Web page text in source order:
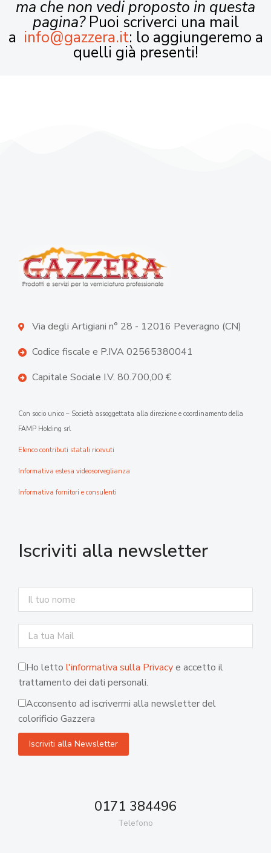
ma che non vedi proposto in questa
pagina?Puoi scriverci una mail
a info@gazzera.it: lo aggiungeremo a
quelli già presenti!
Via degli Artigiani n° 28 - 12016 Peveragno (CN)
Codice fiscale e P.IVA 02565380041
Capitale Sociale I.V. 80.700,00 €
Con socio unico – Società assoggettata alla direzione e coordinamento della
FAMP Holding srl
Elenco contributi statali ricevuti
Informativa estesa videosorveglianza
Informativa fornitori e consulenti
Iscriviti alla newsletter
Ho letto l'informativa sulla Privacye accetto il
trattamento dei dati personali.
Acconsento ad iscrivermi alla newsletter del
colorificio Gazzera
0171 384496
Telefono